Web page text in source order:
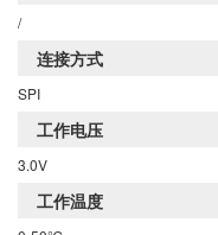
/
连接方式
SPI
工作电压
3.0V
工作温度